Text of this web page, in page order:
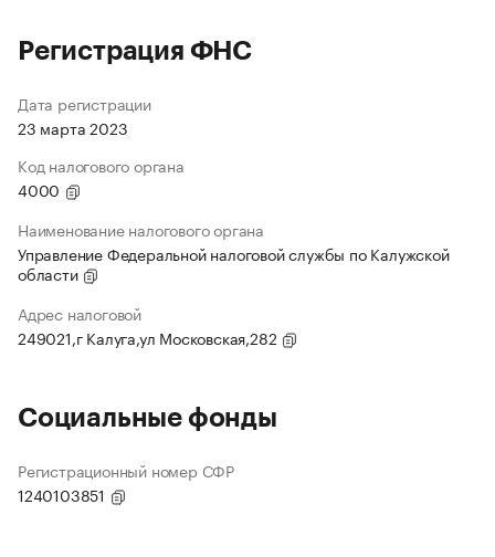
Регистрация ФНС
Дата регистрации
23 марта 2023
Код налогового органа
4000
Наименование налогового органа
Управление Федеральной налоговой службы по Калужской
области
Адрес налоговой
249021,г Калуга,ул Московская,282
Социальные фонды
Регистрационный номер СФР
1240103851